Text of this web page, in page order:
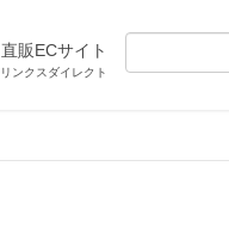
直販ECサイト
リンクスダイレクト